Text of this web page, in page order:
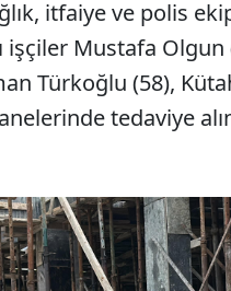
itfaiye ve polis
işçiler Mustafa Olgun
Türkoğlu (58),
tedaviye